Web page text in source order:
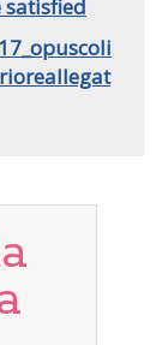
satisfied